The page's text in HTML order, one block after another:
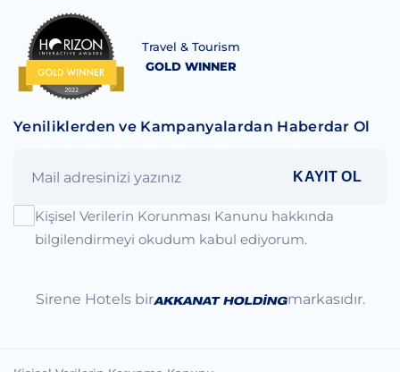
Travel & Tourism
GOLD WINNER
Yeniliklerden ve Kampanyalardan Haberdar Ol
KAYIT OL
Kişisel Verilerin Korunması Kanunu hakkında
bilgilendirmeyi okudum kabul ediyorum.
Sirene Hotels bir markasıdır.